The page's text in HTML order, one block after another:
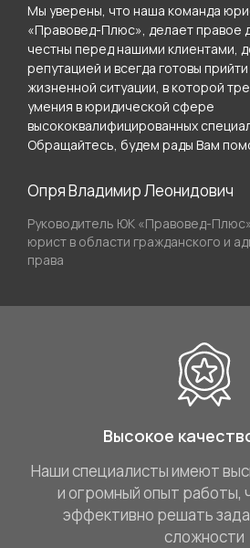
Мы уверены, что наша команда
«Правовед-Плюс», делает правое
честны перед нашими клиентами,
репутацией и всегда готовы
жизненной ситуации, в которой
умения в юридической сфере
высококвалифицированных
Обращайтесь, будем рады Вам
Опря Владимир Леонидович
Руководитель ЮК «Правовед-
юрист в области гражданского и
права
Высокое
Наши специалисты имеют
и огромный опыт работы,
эффективно решать
сложности